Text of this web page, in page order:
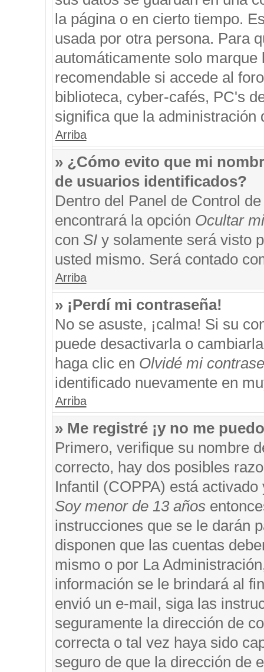
la página o en cierto tiempo.
usada por otra persona. Para
automáticamente solo
recomendable si accede al
biblioteca, cyber-cafés, PC's
significa que la administración
Arriba
» ¿Cómo evito que mi
de usuarios identificados?
Dentro del Panel de Control
encontrará la opción Ocultar
con SIy solamente será visto
usted mismo. Será contado
Arriba
» ¡Perdí mi contraseña!
No se asuste, ¡calma! Si su
puede desactivarla o
haga clic en Olvidé mi
identificado nuevamente en
Arriba
» Me registré ¡y no me
Primero, verifique su nombre
correcto, hay dos posibles
Infantil (COPPA) está
Soy menor de 13 años
instrucciones que se le darán
disponen que las cuentas
mismo o por La
información se le brindará al
envió un e-mail, siga las
seguramente la dirección de
correcta o tal vez haya sido
seguro de que la dirección de